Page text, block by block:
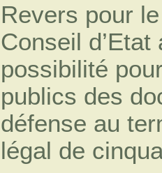
Revers pour
Conseil
possibilité
publics des
défense au
légal de